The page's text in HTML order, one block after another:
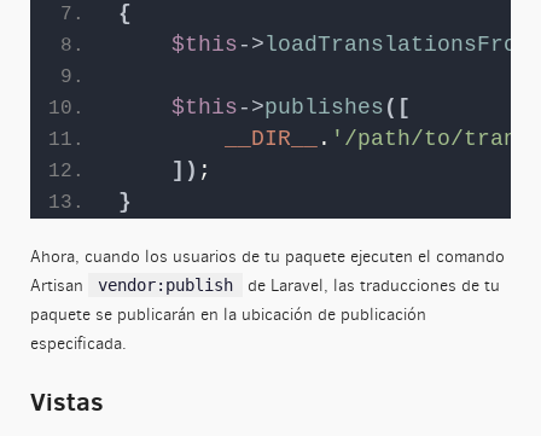
{
$this -> loadTranslationsFrom
$this ->publishes ([
__DIR__
. '/path/to/
]) ;
}
Ahora, cuando los usuarios de tu paquete ejecuten el comando
Artisan
vendor:publish
de Laravel, las traducciones de tu
paquete se publicarán en la ubicación de publicación
especificada.
Vistas